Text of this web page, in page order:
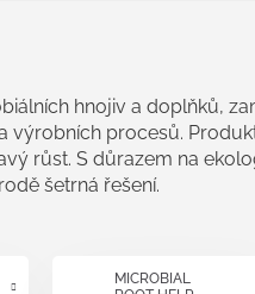
hnojiv a doplňků,
procesů.
růst. S důrazem na
šetrná řešení.
MICROBIAL